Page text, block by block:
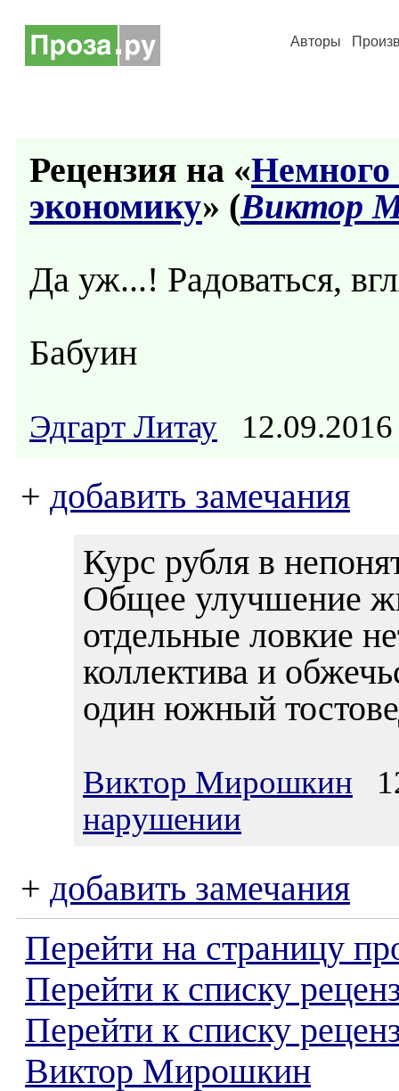
Авторы
Рецензия на «Немного
экономику» (Виктор
Да уж...! Радоваться,
Бабуин
Эдгарт Литау
+ добавить замечания
Курс рубля в
Общее улучшение
отдельные ловкие
коллектива и
один южный
Виктор Мирошкин
нарушении
+ добавить замечания
Перейти на страницу
Перейти к списку
Перейти к списку
Виктор Мирошкин